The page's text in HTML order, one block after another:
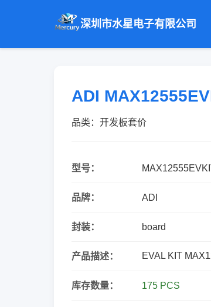
深圳市水星电子有限公司
ADI
品类：开发板套价
型号：
品牌： ADI
封装： board
产品描述： EVAL KIT
库存数量： 175 PCS